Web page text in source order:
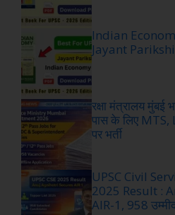
Indian
Jayant
रक्षा मंत्रालय मुंबई
पास के लिए MTS,
पर भर्ती
UPSC Civil
2025 Result :
AIR-1, 958